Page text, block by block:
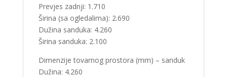
Prevjes zadnji: 1.710
Širina (sa ogledalima): 2.690
Dužina sanduka: 4.260
Širina sanduka: 2.100
Dimenzije tovarnog prostora (mm) – sanduk
Dužina: 4.260